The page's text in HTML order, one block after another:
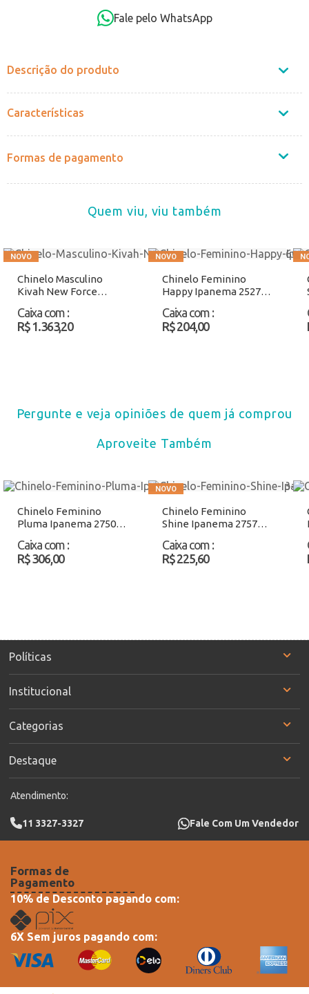
Fale pelo WhatsApp
Descrição do produto
Características
Formas de pagamento
Quem viu, viu também
Chinelo Masculino
Kivah New Force
Preto/Vermelho
Atacado
Caixa com :
R$ 1.363,20
Chinelo Feminino
Happy Ipanema 25279
Caixa com :
R$ 204,00
Pergunte e veja opiniões de quem já comprou
Aproveite Também
Chinelo Feminino
Pluma Ipanema 27507
Caixa com :
R$ 306,00
Chinelo Feminino
Shine Ipanema 27570
Caixa com :
R$ 225,60
Políticas
Institucional
Categorias
Destaque
Atendimento:
11 3327-3327 Fale Com Um Vendedor
Formas de
Pagamento
10% de Desconto pagando com:
6X Sem juros pagando com: